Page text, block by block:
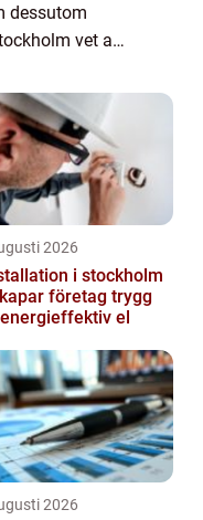
dessutom
vet att
2026
i stockholm
företag trygg
el
2026